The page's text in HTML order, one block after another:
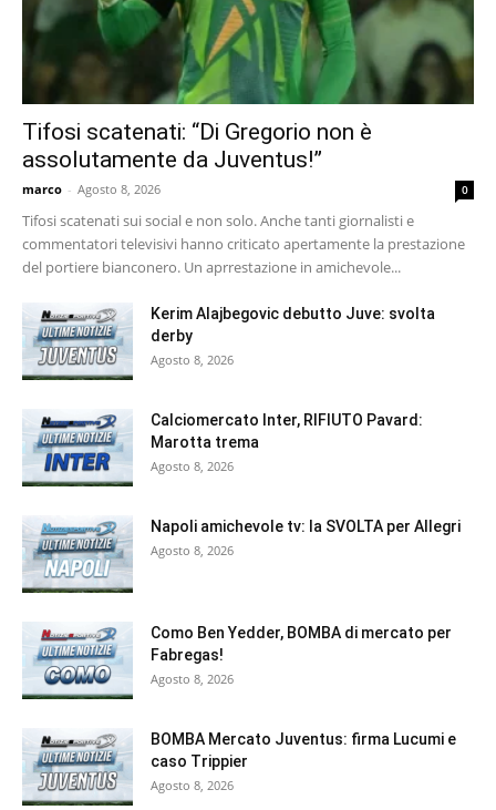
Tifosi scatenati: “Di Gregorio non è
assolutamente da Juventus!”
marco - Agosto 8, 2026 0
Tifosi scatenati sui social e non solo. Anche tanti giornalisti e
commentatori televisivi hanno criticato apertamente la prestazione
del portiere bianconero. Un aprrestazione in amichevole...
Kerim Alajbegovic debutto Juve: svolta
derby
Agosto 8, 2026
Calciomercato Inter, RIFIUTO Pavard:
Marotta trema
Agosto 8, 2026
Napoli amichevole tv: la SVOLTA per Allegri
Agosto 8, 2026
Como Ben Yedder, BOMBA di mercato per
Fabregas!
Agosto 8, 2026
BOMBA Mercato Juventus: firma Lucumi e
caso Trippier
Agosto 8, 2026